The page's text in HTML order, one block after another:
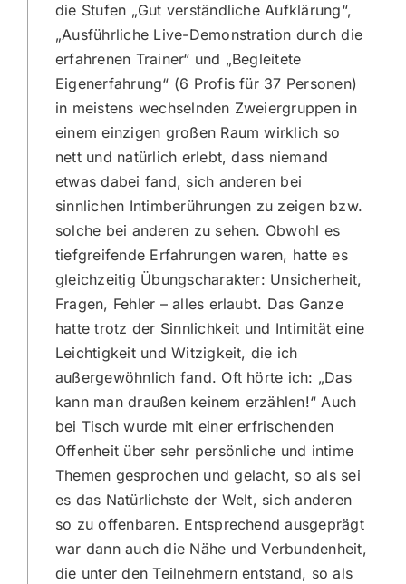
die Stufen „Gut verständliche Aufklärung“,
„Ausführliche Live-Demonstration durch die
erfahrenen Trainer“ und „Begleitete
Eigenerfahrung“ (6 Profis für 37 Personen)
in meistens wechselnden Zweiergruppen in
einem einzigen großen Raum wirklich so
nett und natürlich erlebt, dass niemand
etwas dabei fand, sich anderen bei
sinnlichen Intimberührungen zu zeigen bzw.
solche bei anderen zu sehen. Obwohl es
tiefgreifende Erfahrungen waren, hatte es
gleichzeitig Übungscharakter: Unsicherheit,
Fragen, Fehler – alles erlaubt. Das Ganze
hatte trotz der Sinnlichkeit und Intimität eine
Leichtigkeit und Witzigkeit, die ich
außergewöhnlich fand. Oft hörte ich: „Das
kann man draußen keinem erzählen!“ Auch
bei Tisch wurde mit einer erfrischenden
Offenheit über sehr persönliche und intime
Themen gesprochen und gelacht, so als sei
es das Natürlichste der Welt, sich anderen
so zu offenbaren. Entsprechend ausgeprägt
war dann auch die Nähe und Verbundenheit,
die unter den Teilnehmern entstand, so als